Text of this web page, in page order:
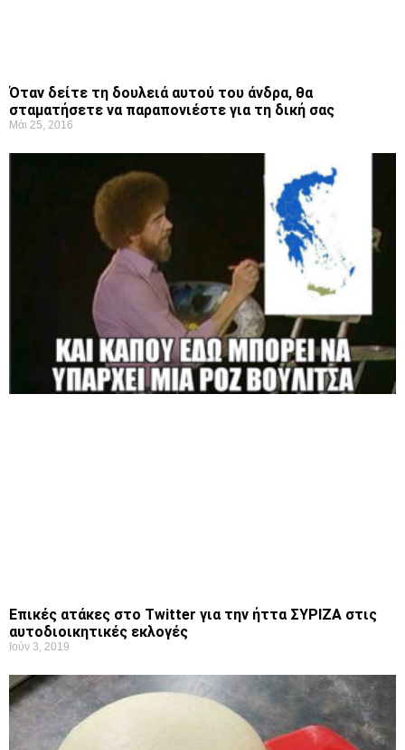
Όταν δείτε τη δουλειά αυτού του άνδρα, θα
σταματήσετε να παραπονιέστε για τη δική σας
Μάι 25, 2016
Επικές ατάκες στο Twitter για την ήττα ΣΥΡΙΖΑ στις
αυτοδιοικητικές εκλογές
Ιούν 3, 2019